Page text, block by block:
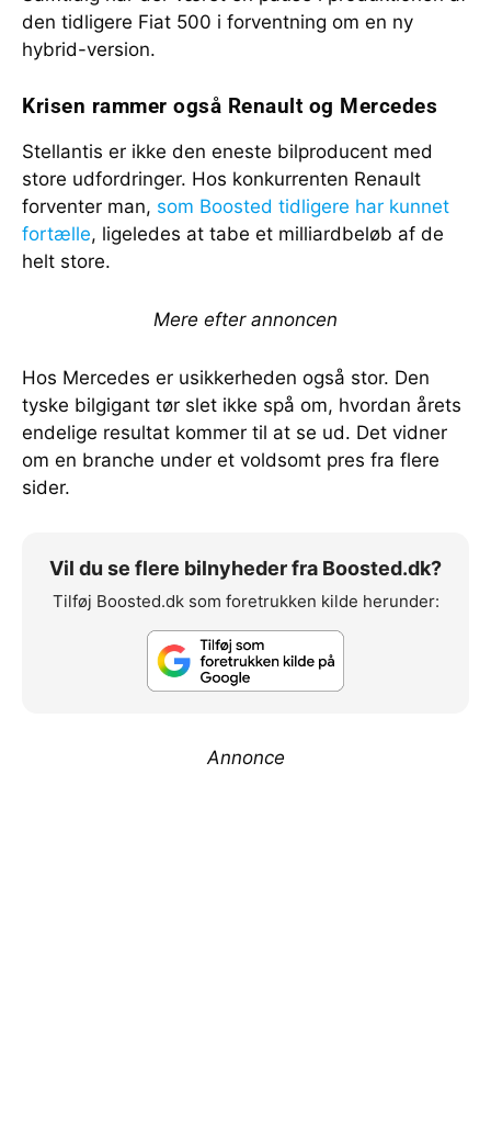
den tidligere Fiat 500 i forventning om en ny
hybrid-version.
Krisen rammer også Renault og Mercedes
Stellantis er ikke den eneste bilproducent med
store udfordringer. Hos konkurrenten Renault
forventer man, som Boosted tidligere har kunnet
fortælle, ligeledes at tabe et milliardbeløb af de
helt store.
Mere efter annoncen
Hos Mercedes er usikkerheden også stor. Den
tyske bilgigant tør slet ikke spå om, hvordan årets
endelige resultat kommer til at se ud. Det vidner
om en branche under et voldsomt pres fra flere
sider.
Vil du se flere bilnyheder fra Boosted.dk?
Tilføj Boosted.dk som foretrukken kilde herunder:
Annonce